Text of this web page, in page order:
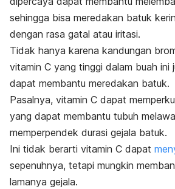
sehingga bisa meredakan batuk
dengan rasa gatal atau iritasi.
Tidak hanya karena kandungan
vitamin C yang tinggi dalam buah ini
dapat membantu meredakan batuk.
Pasalnya, vitamin C dapat
yang dapat membantu tubuh
memperpendek durasi gejala batuk.
Ini tidak berarti vitamin C dapat
sepenuhnya, tetapi mungkin
lamanya gejala.